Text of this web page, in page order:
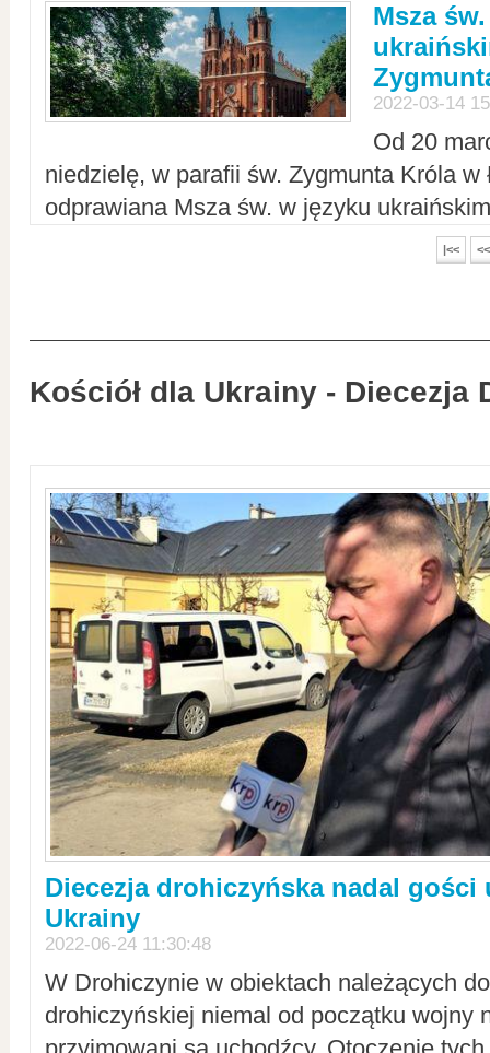
Msza
2022-03-14
Od 20
niedzielę, w parafii św. Zygmunta Króla w
odprawiana Msza św. w języku
|<< <<
Kościół dla Ukrainy - Diecezja
Diecezja drohiczyńska nadal gości
Ukrainy
2022-06-24 11:30:48
W Drohiczynie w obiektach należących
drohiczyńskiej niemal od początku wojny